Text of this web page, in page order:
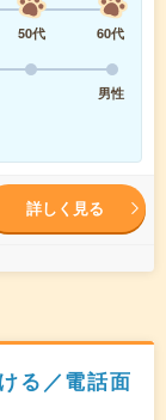
50代
60代
男性
詳しく見る
る／電話面